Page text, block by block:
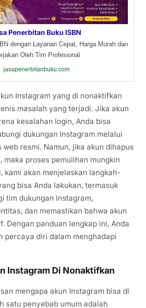
Penerbitan Buku ISBN
dengan Layanan Cepat, Harga Murah dan
Oleh Tim Profesional
jasapenerbitanbuku.com
Instagram yang di nonaktifkan
masalah yang terjadi. Jika akun
kesalahan login, Anda bisa
dukungan Instagram melalui
resmi. Namun, jika akun dihapus
maka proses pemulihan mungkin
kami akan menjelaskan langkah-
bisa Anda lakukan, termasuk
tim dukungan Instagram,
dan memastikan bahwa akun
Dengan panduan lengkap ini, Anda
percaya diri dalam menghadapi
Instagram Di Nonaktifkan
mengapa akun Instagram bisa di
satu penyebab umum adalah